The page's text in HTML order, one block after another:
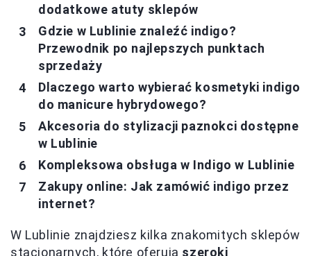
dodatkowe atuty sklepów
Gdzie w Lublinie znaleźć indigo?
Przewodnik po najlepszych punktach
sprzedaży
Dlaczego warto wybierać kosmetyki indigo
do manicure hybrydowego?
Akcesoria do stylizacji paznokci dostępne
w Lublinie
Kompleksowa obsługa w Indigo w Lublinie
Zakupy online: Jak zamówić indigo przez
internet?
W Lublinie znajdziesz kilka znakomitych sklepów
stacjonarnych, które oferują szeroki